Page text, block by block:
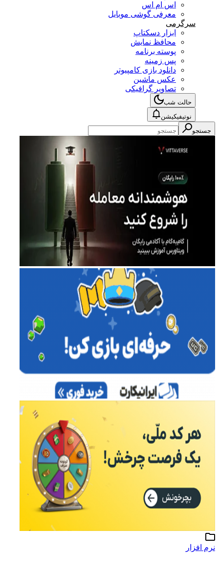
اس ام اس
معرفی گوشی موبایل
سرگرمی
ابزار دسکتاپ
محافظ نمایش
پوسته برنامه
پس زمینه
دانلود بازی کامپیوتر
عکس ماشین
تصاویر گرافیکی
حالت شب
نوتیفیکیشن
جستجو
نرم افزار